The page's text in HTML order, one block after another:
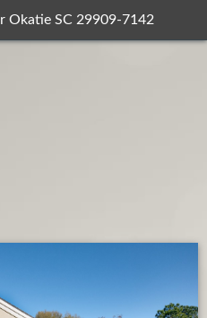
Okatie SC 29909-7142